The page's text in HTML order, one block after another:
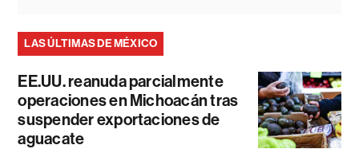
LAS ÚLTIMAS DE MÉXICO
EE.UU. reanuda parcialmente
operaciones en Michoacán tras
suspender exportaciones de
aguacate